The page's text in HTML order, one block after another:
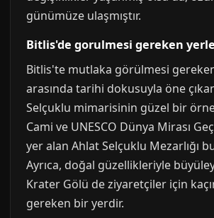
günümüze ulaşmıştır.
Bitlis'de gorulmesi gereken
Bitlis'te mutlaka görülmesi
arasında tarihi dokusuyla öne
Selçuklu mimarisinin güzel bir
Cami ve UNESCO Dünya Mirası
yer alan Ahlat Selçuklu Mezarlığı
Ayrıca, doğal güzellikleriyle
Krater Gölü de ziyaretçiler için
gereken bir yerdir.